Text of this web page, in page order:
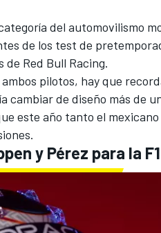
del automovilismo
de los test de
de Red Bull Racing.
pilotos, hay que
cambiar de diseño más de
este año tanto el mexicano
y Pérez para la